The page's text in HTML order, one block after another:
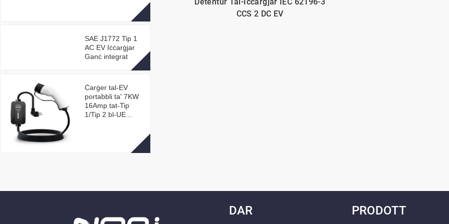
SAE J1772 Tip 1
AC EV Iċċarġjar
Ganċ integrat
Ċarġer tal-EV
portabbli ta' 7KW
16Amp tat-Tip
1/Tip 2 bl-UE...
CCS 2 DC EV
DAR PRODOTT